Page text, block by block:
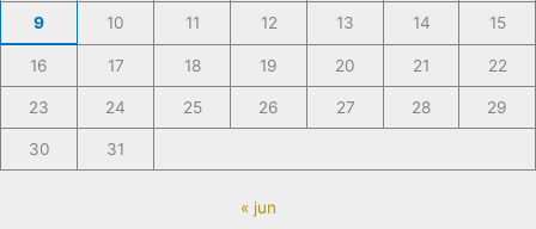
9 10 11 12 13 14 15
16 17 18 19 20 21 22
23 24 25 26 27 28 29
30 31
« jun